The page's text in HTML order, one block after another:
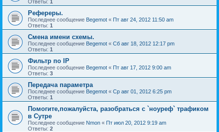
Ответы: 1
Рефереры.
Последнее сообщение Begemot « Пт авг 24, 2012 11:50 am
Ответы: 1
Смена имени схемы.
Последнее сообщение Begemot « Сб авг 18, 2012 12:17 pm
Ответы: 1
Фильтр по IP
Последнее сообщение Begemot « Пт авг 17, 2012 9:00 am
Ответы: 3
Передача параметра
Последнее сообщение Begemot « Ср авг 01, 2012 6:25 pm
Ответы: 1
Помогите,пожалуйста, разобраться с `ноуреф` трафиком
в Сутре
Последнее сообщение Nmon « Пт июл 20, 2012 9:19 am
Ответы: 2